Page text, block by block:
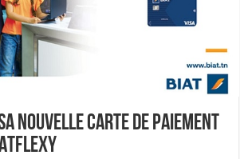
nouvelle carte de paiement